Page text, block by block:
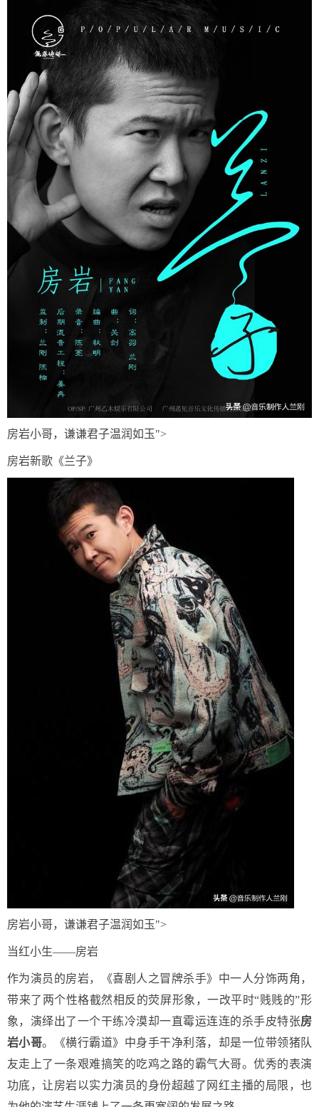
房岩小哥，谦谦君子温润如玉">
房岩新歌《兰子》
房岩小哥，谦谦君子温润如玉">
当红小生——房岩
作为演员的房岩，《喜剧人之冒牌杀手》中一人分饰两角，
带来了两个性格截然相反的荧屏形象，一改平时“贱贱的”形
象，演绎出了一个干练冷漠却一直霉运连连的杀手皮特张房
岩小哥。《横行霸道》中身手干净利落，却是一位带领猪队
友走上了一条艰难搞笑的吃鸡之路的霸气大哥。优秀的表演
功底，让房岩以实力演员的身份超越了网红主播的局限，也